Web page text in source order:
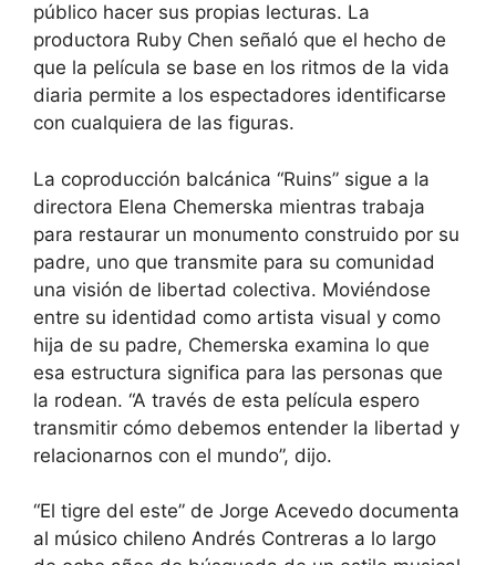
público hacer sus propias lecturas. La
productora Ruby Chen señaló que el hecho de
que la película se base en los ritmos de la vida
diaria permite a los espectadores identificarse
con cualquiera de las figuras.
La coproducción balcánica “Ruins” sigue a la
directora Elena Chemerska mientras trabaja
para restaurar un monumento construido por su
padre, uno que transmite para su comunidad
una visión de libertad colectiva. Moviéndose
entre su identidad como artista visual y como
hija de su padre, Chemerska examina lo que
esa estructura significa para las personas que
la rodean. “A través de esta película espero
transmitir cómo debemos entender la libertad y
relacionarnos con el mundo”, dijo.
“El tigre del este” de Jorge Acevedo documenta
al músico chileno Andrés Contreras a lo largo